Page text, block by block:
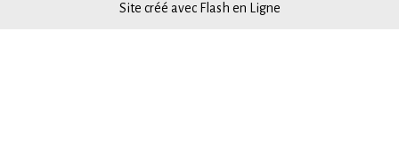
Site créé avec Flash en Ligne